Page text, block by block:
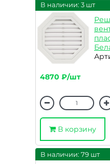
В наличии: 3 шт
4870 ₽/шт
В корзину
В наличии: 79 шт